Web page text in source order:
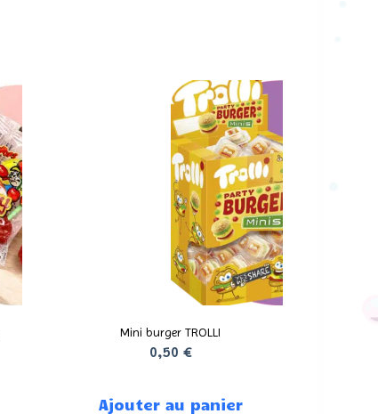
Mini burger TROLLI
0,50 €
Ajouter au panier